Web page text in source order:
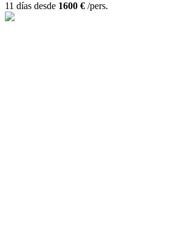
11 días desde 1600 € /pers.